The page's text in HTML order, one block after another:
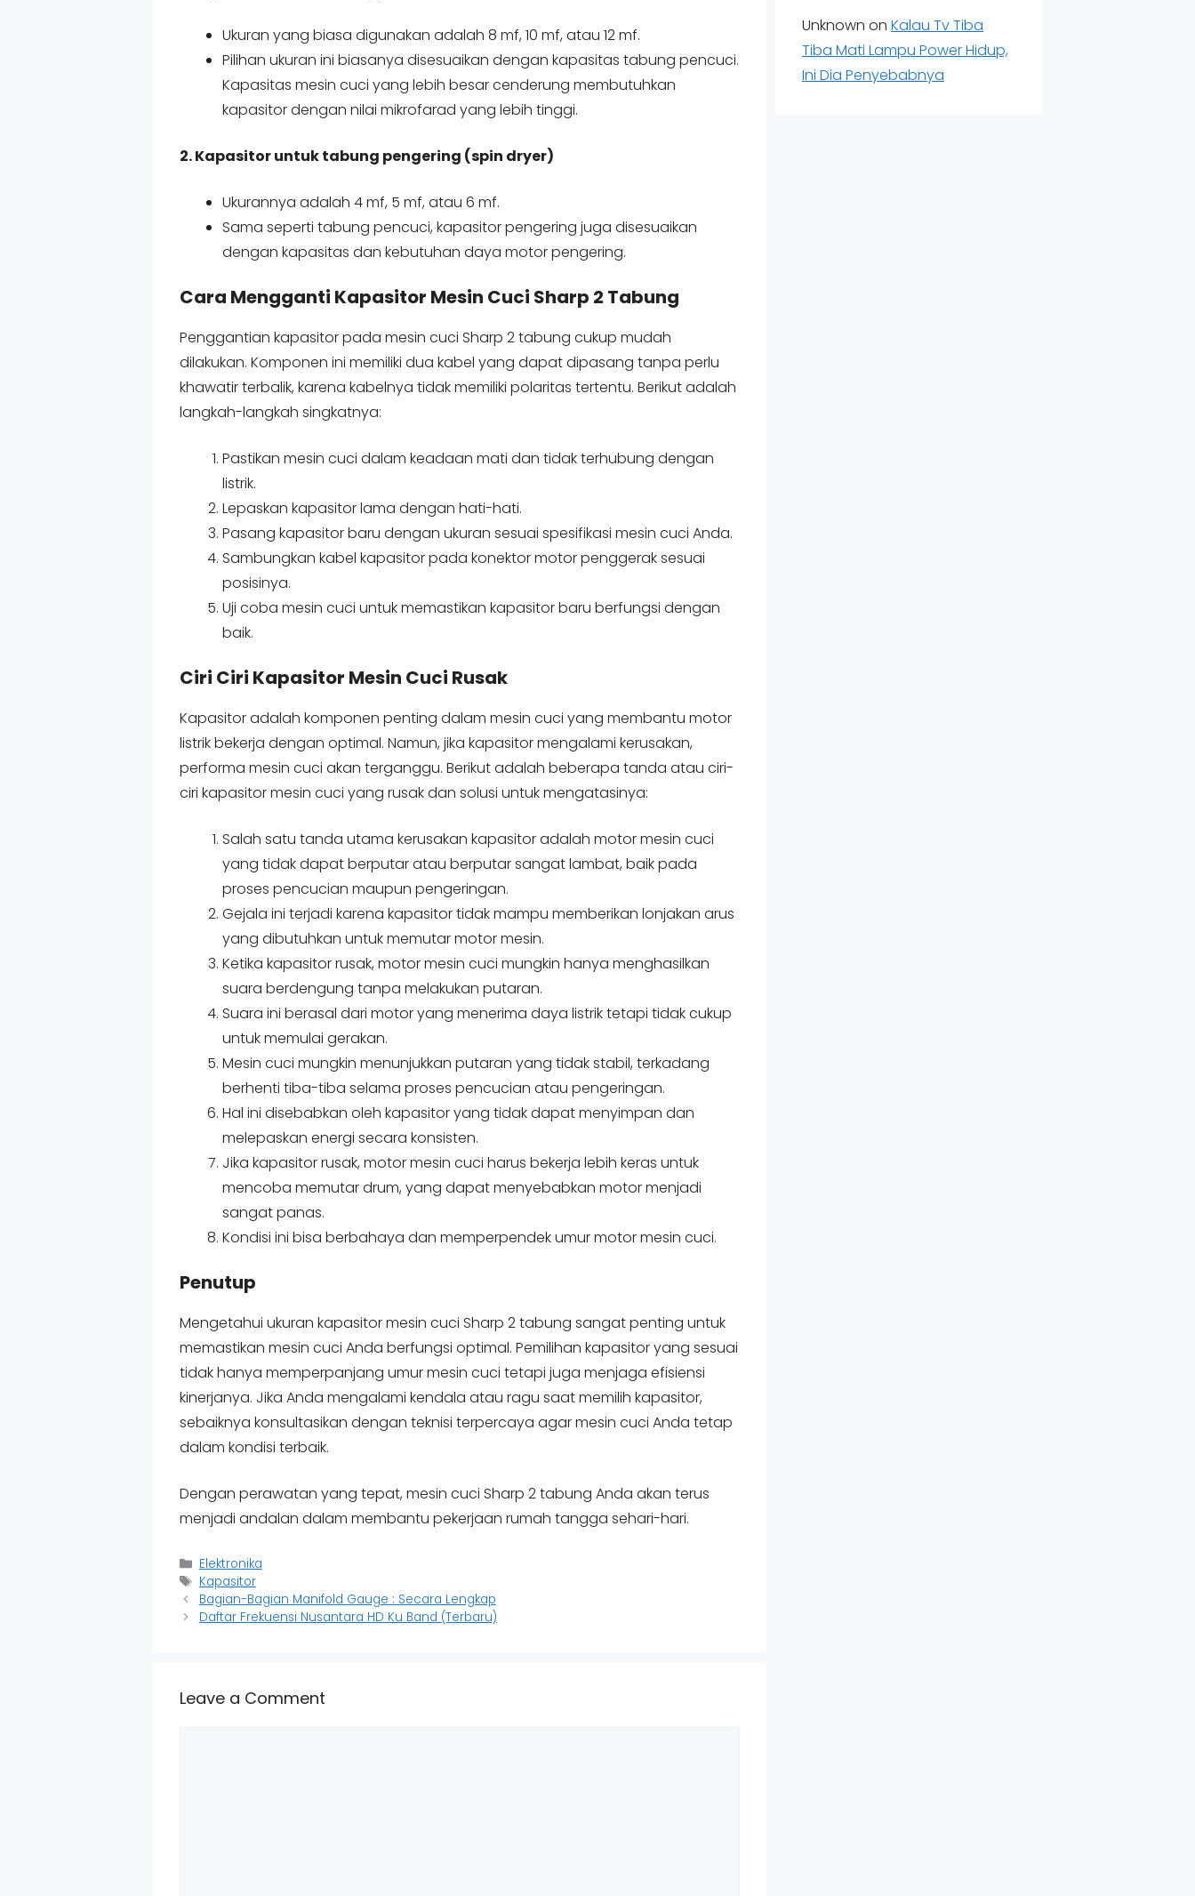
Ukuran yang biasa digunakan adalah 8 mf, 10 mf, atau 12 mf.
Pilihan ukuran ini biasanya disesuaikan dengan kapasitas tabung pencuci.
Kapasitas mesin cuci yang lebih besar cenderung membutuhkan
kapasitor dengan nilai mikrofarad yang lebih tinggi.
2. Kapasitor untuk tabung pengering (spin dryer)
Ukurannya adalah 4 mf, 5 mf, atau 6 mf.
Sama seperti tabung pencuci, kapasitor pengering juga disesuaikan
dengan kapasitas dan kebutuhan daya motor pengering.
Cara Mengganti Kapasitor Mesin Cuci Sharp 2 Tabung
Penggantian kapasitor pada mesin cuci Sharp 2 tabung cukup mudah
dilakukan. Komponen ini memiliki dua kabel yang dapat dipasang tanpa perlu
khawatir terbalik, karena kabelnya tidak memiliki polaritas tertentu. Berikut adalah
langkah-langkah singkatnya:
Pastikan mesin cuci dalam keadaan mati dan tidak terhubung dengan
listrik.
Lepaskan kapasitor lama dengan hati-hati.
Pasang kapasitor baru dengan ukuran sesuai spesifikasi mesin cuci Anda.
Sambungkan kabel kapasitor pada konektor motor penggerak sesuai
posisinya.
Uji coba mesin cuci untuk memastikan kapasitor baru berfungsi dengan
baik.
Ciri Ciri Kapasitor Mesin Cuci Rusak
Kapasitor adalah komponen penting dalam mesin cuci yang membantu motor
listrik bekerja dengan optimal. Namun, jika kapasitor mengalami kerusakan,
performa mesin cuci akan terganggu. Berikut adalah beberapa tanda atau ciri-
ciri kapasitor mesin cuci yang rusak dan solusi untuk mengatasinya:
Salah satu tanda utama kerusakan kapasitor adalah motor mesin cuci
yang tidak dapat berputar atau berputar sangat lambat, baik pada
proses pencucian maupun pengeringan.
Gejala ini terjadi karena kapasitor tidak mampu memberikan lonjakan arus
yang dibutuhkan untuk memutar motor mesin.
Ketika kapasitor rusak, motor mesin cuci mungkin hanya menghasilkan
suara berdengung tanpa melakukan putaran.
Suara ini berasal dari motor yang menerima daya listrik tetapi tidak cukup
untuk memulai gerakan.
Mesin cuci mungkin menunjukkan putaran yang tidak stabil, terkadang
berhenti tiba-tiba selama proses pencucian atau pengeringan.
Hal ini disebabkan oleh kapasitor yang tidak dapat menyimpan dan
melepaskan energi secara konsisten.
Jika kapasitor rusak, motor mesin cuci harus bekerja lebih keras untuk
mencoba memutar drum, yang dapat menyebabkan motor menjadi
sangat panas.
Kondisi ini bisa berbahaya dan memperpendek umur motor mesin cuci.
Penutup
Mengetahui ukuran kapasitor mesin cuci Sharp 2 tabung sangat penting untuk
memastikan mesin cuci Anda berfungsi optimal. Pemilihan kapasitor yang sesuai
tidak hanya memperpanjang umur mesin cuci tetapi juga menjaga efisiensi
kinerjanya. Jika Anda mengalami kendala atau ragu saat memilih kapasitor,
sebaiknya konsultasikan dengan teknisi terpercaya agar mesin cuci Anda tetap
dalam kondisi terbaik.
Dengan perawatan yang tepat, mesin cuci Sharp 2 tabung Anda akan terus
menjadi andalan dalam membantu pekerjaan rumah tangga sehari-hari.
Categories
Elektronika
Tags
Kapasitor
Bagian-Bagian Manifold Gauge : Secara Lengkap
Daftar Frekuensi Nusantara HD Ku Band (Terbaru)
Leave a Comment
Unknown on Kalau Tv Tiba
Tiba Mati Lampu Power Hidup,
Ini Dia Penyebabnya